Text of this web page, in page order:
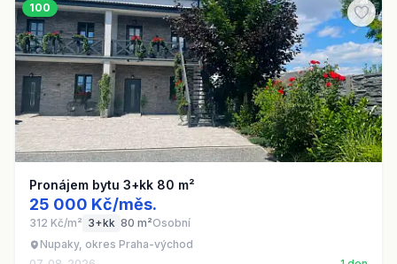
100
Pronájem bytu 3+kk 80 m²
25 000 Kč/měs.
312 Kč/m² 3+kk 80 m²Osobní
Nupaky, okres Praha-východ